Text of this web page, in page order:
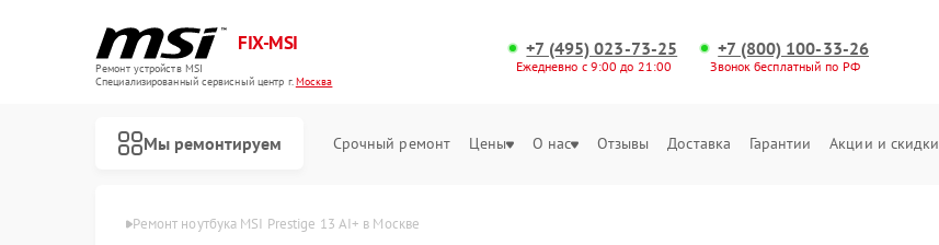
FIX-MSI
Ремонт устройств MSI
Специализированный cервисный центр г.Москва
+7 (495) 023-73-25
Ежедневно с 9:00 до 21:00
+7 (800) 100-33-26
Звонок бесплатный по РФ
Мы ремонтируем Срочный ремонт Цены О нас Отзывы Доставка Гарантии Акции и скидки
Ремонт ноутбука MSI Prestige 13 AI+ в Москве